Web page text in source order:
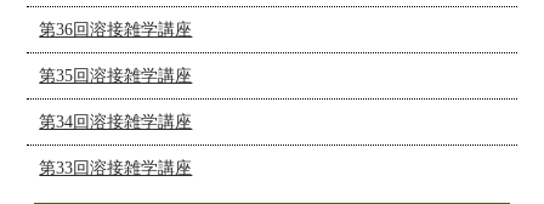
第36回溶接雑学講座
第35回溶接雑学講座
第34回溶接雑学講座
第33回溶接雑学講座